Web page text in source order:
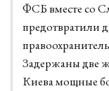
ФСБ вместе со
предотвратили
Задержаны две
Киева мощные